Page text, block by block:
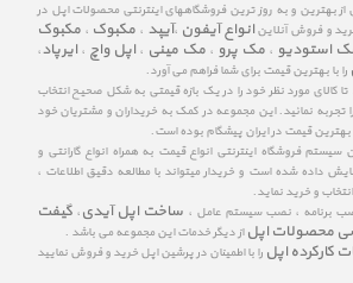
از بهترین و به روز ترین فروشگاههای اینترنتی محصولات اپل در
و فروش آنلاینانواع آیفون ،آیپد ، مکبوک ، مکبوک
استودیو ، مک پرو ، مک مینی ، اپل واچ ، ایرپاد،
را با بهترین قیمت برای شما فراهم می آورد.
کالای مورد نظر خود را در یک بازه قیمتی به شکل صحیح انتخاب
تجربه نمائید. این مجموعه در کمک به خریداران و مشتریان خود
قیمت در ایران پیشگام بوده است.
فروشگاه اینترنتی انواع قیمت به همراه انواع گارانتی و
داده شده است و خریدار میتواند با مطالعه دقیق اطلاعات ،
و خرید نماید.
نصب برنامه ، نصب سیستم عامل ، ساخت اپل آیدی ، گیفت
محصولات اپل از دیگر خدمات این مجموعه می باشد .
کارکرده اپل را با اطمینان در پرشین اپل خرید و فروش نمایید